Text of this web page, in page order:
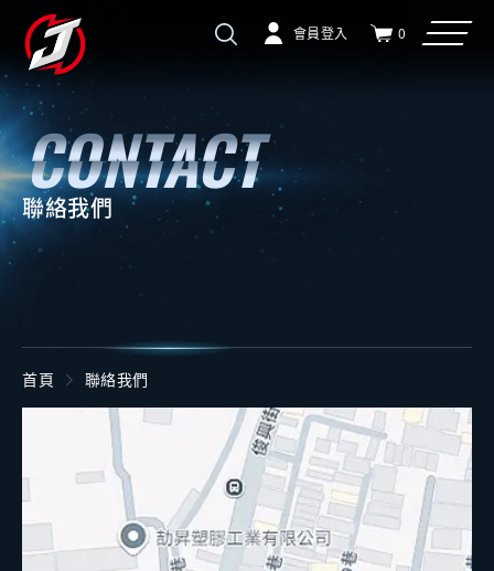
會員登入 0
聯絡我們
首頁 聯絡我們